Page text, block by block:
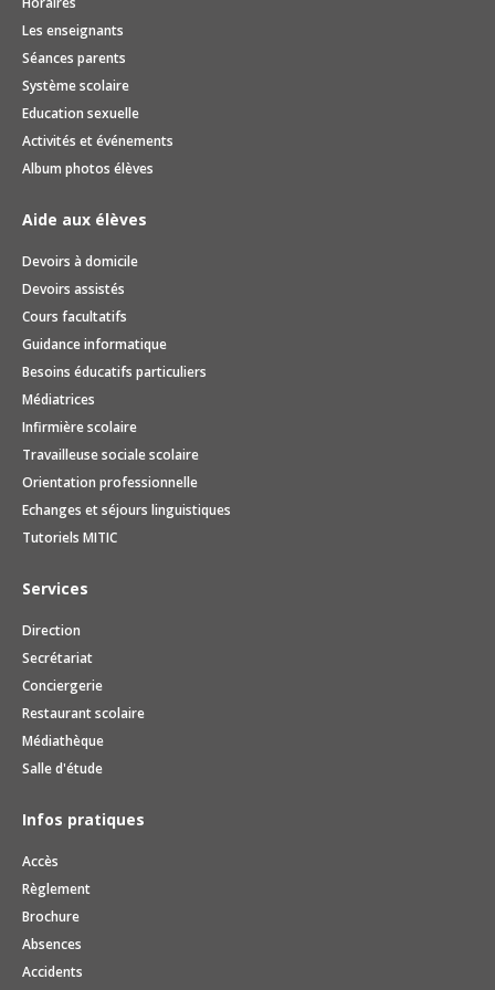
Les enseignants
Séances parents
Système scolaire
Education sexuelle
Activités et événements
Album photos élèves
Aide aux élèves
Devoirs à domicile
Devoirs assistés
Cours facultatifs
Guidance informatique
Besoins éducatifs particuliers
Médiatrices
Infirmière scolaire
Travailleuse sociale scolaire
Orientation professionnelle
Echanges et séjours linguistiques
Tutoriels MITIC
Services
Direction
Secrétariat
Conciergerie
Restaurant scolaire
Médiathèque
Salle d'étude
Infos pratiques
Accès
Règlement
Brochure
Absences
Accidents